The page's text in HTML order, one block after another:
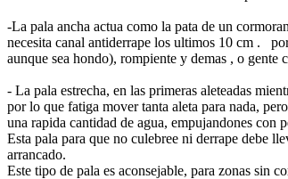
-La pala ancha actua como la pata de un
necesita canal antiderrape los ultimos 10 cm .
aunque sea hondo), rompiente y demas , o
- La pala estrecha, en las primeras aleteadas
por lo que fatiga mover tanta aleta para nada,
una rapida cantidad de agua, empujandones con
Esta pala para que no culebree ni derrape debe
arrancado.
Este tipo de pala es aconsejable, para zonas sin